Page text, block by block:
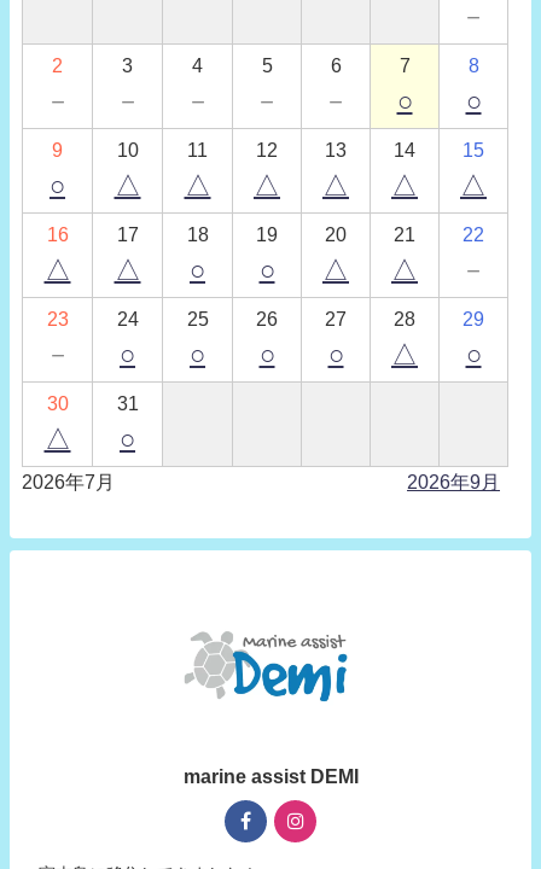
－
2
－
3
－
4
－
5
－
6
－
7
○
8
○
9
○
10
△
11
△
12
△
13
△
14
△
15
△
16
△
17
△
18
○
19
○
20
△
21
△
22
－
23
－
24
○
25
○
26
○
27
○
28
△
29
○
30
△
31
○
2026年7月 2026年9月
marine assist DEMI